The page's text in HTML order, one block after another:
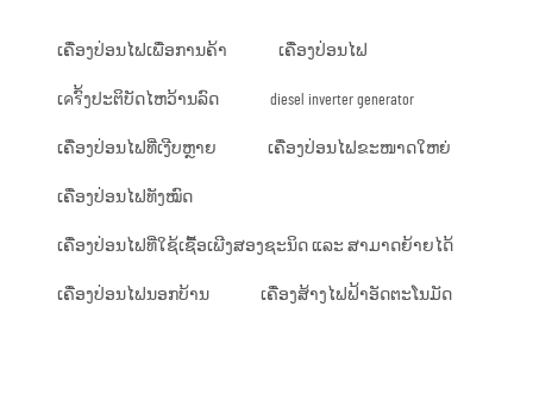
ເຄື່ອງປ່ອນໄຟເພື່ອການຄ້າ ເຄື່ອງປ່ອນໄຟ
ເครົ້ງປະຕິບັດໄຫວ້ານລົດ diesel inverter generator
ເຄື່ອງປ່ອນໄຟທີ່ເງີບຫຼາຍ ເຄື່ອງປ່ອນໄຟຂະໜາດໃຫຍ່
ເຄື່ອງປ່ອນໄຟທັງໝົດ
ເຄື່ອງປ່ອນໄຟທີ່ໃຊ້ເຊື້ອເພີງສອງຊະນິດ ແລະ ສາມາດຍ້າຍໄດ້
ເຄື່ອງປ່ອນໄຟນອກບ້ານ ເຄື່ອງສ້າງໄຟຟ້າອັດຕະໂນມັດ